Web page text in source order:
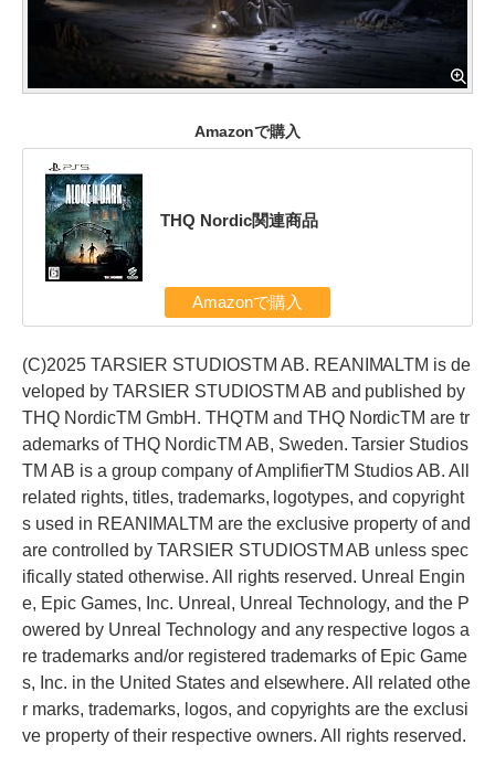
Amazonで購入
THQ Nordic関連商品
Amazonで購入
(C)2025 TARSIER STUDIOSTM AB. REANIMALTM is de
veloped by TARSIER STUDIOSTM AB and published by
THQ NordicTM GmbH. THQTM and THQ NordicTM are tr
ademarks of THQ NordicTM AB, Sweden. Tarsier Studios
TM AB is a group company of AmplifierTM Studios AB. All
related rights, titles, trademarks, logotypes, and copyright
s used in REANIMALTM are the exclusive property of and
are controlled by TARSIER STUDIOSTM AB unless spec
ifically stated otherwise. All rights reserved. Unreal Engin
e, Epic Games, Inc. Unreal, Unreal Technology, and the P
owered by Unreal Technology and any respective logos a
re trademarks and/or registered trademarks of Epic Game
s, Inc. in the United States and elsewhere. All related othe
r marks, trademarks, logos, and copyrights are the exclusi
ve property of their respective owners. All rights reserved.